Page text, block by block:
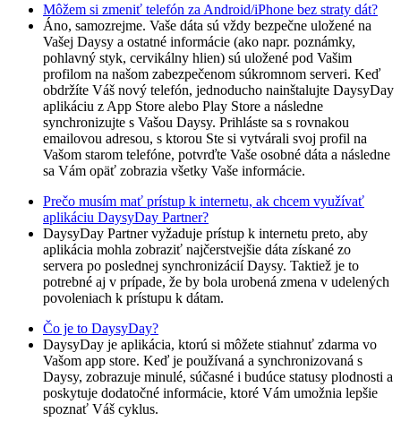
Môžem si zmeniť telefón za Android/iPhone bez straty dát?
Áno, samozrejme. Vaše dáta sú vždy bezpečne uložené na
Vašej Daysy a ostatné informácie (ako napr. poznámky,
pohlavný styk, cervikálny hlien) sú uložené pod Vašim
profilom na našom zabezpečenom súkromnom serveri. Keď
obdržíte Váš nový telefón, jednoducho nainštalujte DaysyDay
aplikáciu z App Store alebo Play Store a následne
synchronizujte s Vašou Daysy. Prihláste sa s rovnakou
emailovou adresou, s ktorou Ste si vytvárali svoj profil na
Vašom starom telefóne, potvrďte Vaše osobné dáta a následne
sa Vám opäť zobrazia všetky Vaše informácie.
Prečo musím mať prístup k internetu, ak chcem využívať
aplikáciu DaysyDay Partner?
DaysyDay Partner vyžaduje prístup k internetu preto, aby
aplikácia mohla zobraziť najčerstvejšie dáta získané zo
servera po poslednej synchronizácií Daysy. Taktiež je to
potrebné aj v prípade, že by bola urobená zmena v udelených
povoleniach k prístupu k dátam.
Čo je to DaysyDay?
DaysyDay je aplikácia, ktorú si môžete stiahnuť zdarma vo
Vašom app store. Keď je používaná a synchronizovaná s
Daysy, zobrazuje minulé, súčasné i budúce statusy plodnosti a
poskytuje dodatočné informácie, ktoré Vám umožnia lepšie
spoznať Váš cyklus.